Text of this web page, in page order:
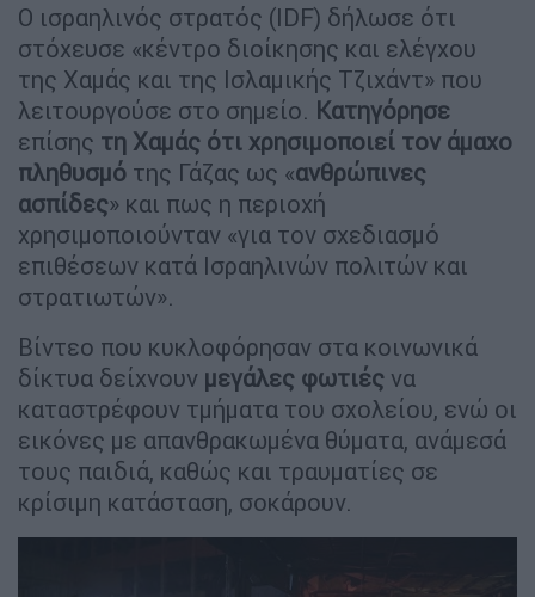
Ο ισραηλινός στρατός (IDF) δήλωσε ότι
στόχευσε «κέντρο διοίκησης και ελέγχου
της Χαμάς και της Ισλαμικής Τζιχάντ» που
λειτουργούσε στο σημείο. Κατηγόρησε
επίσης τη Χαμάς ότι χρησιμοποιεί τον άμαχο
πληθυσμό της Γάζας ως «ανθρώπινες
ασπίδες» και πως η περιοχή
χρησιμοποιούνταν «για τον σχεδιασμό
επιθέσεων κατά Ισραηλινών πολιτών και
στρατιωτών».
Βίντεο που κυκλοφόρησαν στα κοινωνικά
δίκτυα δείχνουν μεγάλες φωτιές να
καταστρέφουν τμήματα του σχολείου, ενώ οι
εικόνες με απανθρακωμένα θύματα, ανάμεσά
τους παιδιά, καθώς και τραυματίες σε
κρίσιμη κατάσταση, σοκάρουν.